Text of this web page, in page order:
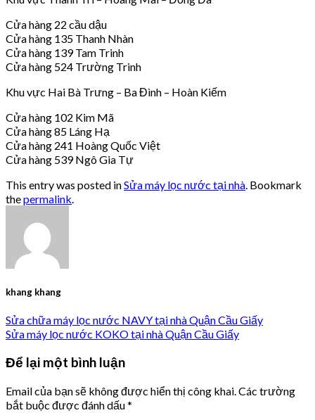
Cửa hàng 22 cầu dậu
Cửa hàng 135 Thanh Nhàn
Cửa hàng 139 Tam Trinh
Cửa hàng 524 Trường Trinh
Khu vực Hai Bà Trưng – Ba Đình – Hoàn Kiếm
Cửa hàng 102 Kim Mã
Cửa hàng 85 Láng Hạ
Cửa hàng 241 Hoàng Quốc Việt
Cửa hàng 539 Ngô Gia Tự
This entry was posted inSửa máy lọc nước tại nhà. Bookmark
thepermalink.
khang khang
Sửa chữa máy lọc nước NAVY tại nhà Quận Cầu Giấy
Sửa máy lọc nước KOKO tại nhà Quận Cầu Giấy
Để lại một bình luận
Email của bạn sẽ không được hiển thị công khai. Các trường
bắt buộc được đánh dấu*